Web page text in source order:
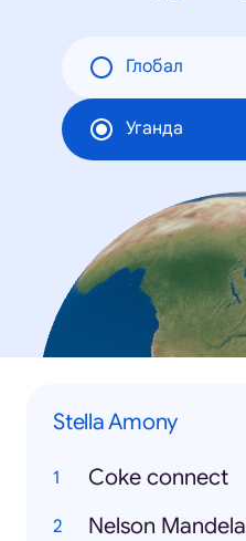
Глобал
Уганда
Stella Amony
Coke connect
Nelson Mandela